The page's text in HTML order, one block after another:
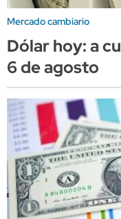
Mercado cambiario
Dólar hoy: a
6 de agosto